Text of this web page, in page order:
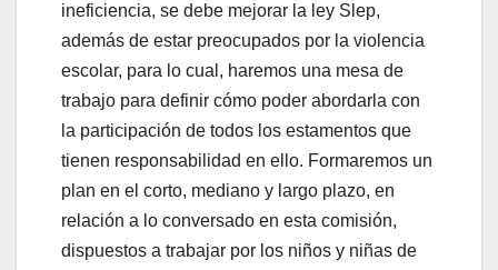
ineficiencia, se debe mejorar la ley Slep,
además de estar preocupados por la violencia
escolar, para lo cual, haremos una mesa de
trabajo para definir cómo poder abordarla con
la participación de todos los estamentos que
tienen responsabilidad en ello. Formaremos un
plan en el corto, mediano y largo plazo, en
relación a lo conversado en esta comisión,
dispuestos a trabajar por los niños y niñas de